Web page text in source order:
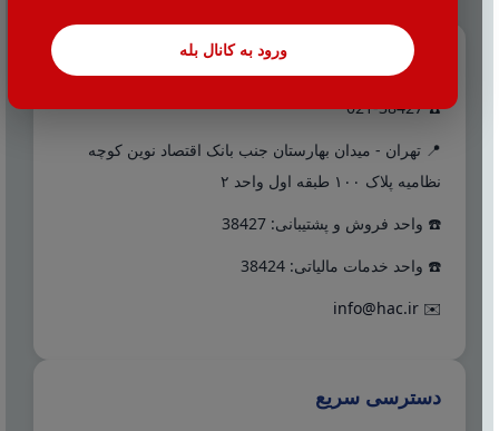
ورود به کانال بله تماس با ما
☎️ 021-38427
📍 تهران - میدان بهارستان جنب بانک اقتصاد نوین کوچه
نظامیه پلاک ۱۰۰ طبقه اول واحد ۲
☎️ واحد فروش و پشتیبانی: 38427
☎️ واحد خدمات مالیاتی: 38424
✉️
info@hac.ir
دسترسی سریع